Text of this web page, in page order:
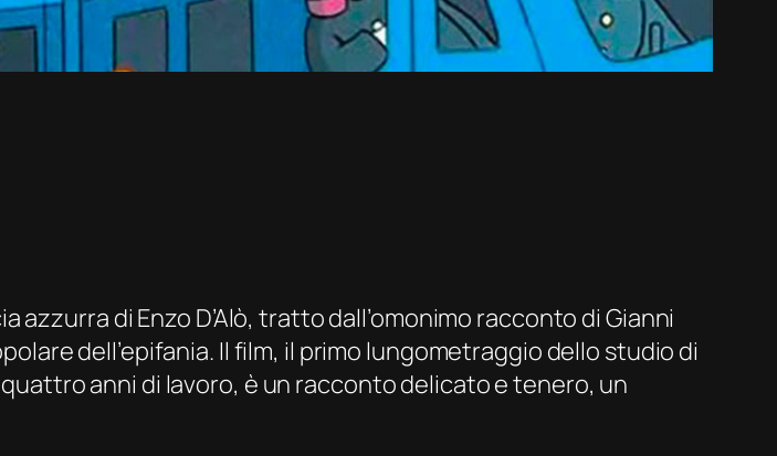
azzurra di Enzo D’Alò, tratto dall’omonimo racconto di Gianni
dell’epifania. Il film, il primo lungometraggio dello studio di
anni di lavoro, è un racconto delicato e tenero, un